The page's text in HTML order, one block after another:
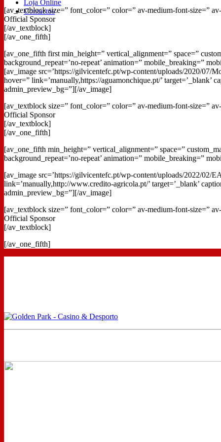
Loja Online
Contactos
[av_textblock size=” font_color=” color=” av-medium-font-size=”
Official Sponsor
[/av_textblock]
[/av_one_fifth]
[av_one_fifth first min_height=” vertical_alignment=” space=”
background_repeat=’no-repeat’ animation=” mobile_breaking=”
[av_image src=’https://gilvicentefc.pt/wp-content/uploads/2020/07/
hover=” link=’manually,https://aguamonchique.pt/’ target=’_blank’
admin_preview_bg=”][/av_image]
[av_textblock size=” font_color=” color=” av-medium-font-size=”
Official Sponsor
[/av_textblock]
[/av_one_fifth]
[av_one_fifth min_height=” vertical_alignment=” space=”
background_repeat=’no-repeat’ animation=” mobile_breaking=”
[av_image src=’https://gilvicentefc.pt/wp-content/uploads/2022/02/
link=’manually,http://www.credito-agricola.pt/’ target=’_blank’
admin_preview_bg=”][/av_image]
[av_textblock size=” font_color=” color=” av-medium-font-size=”
Official Sponsor
[/av_textblock]
[/av_one_fifth]